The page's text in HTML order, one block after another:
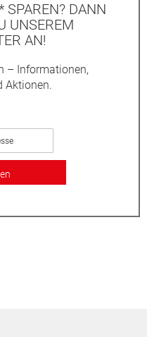
SPAREN? DANN
UNSEREM
AN!
– Informationen,
Aktionen.